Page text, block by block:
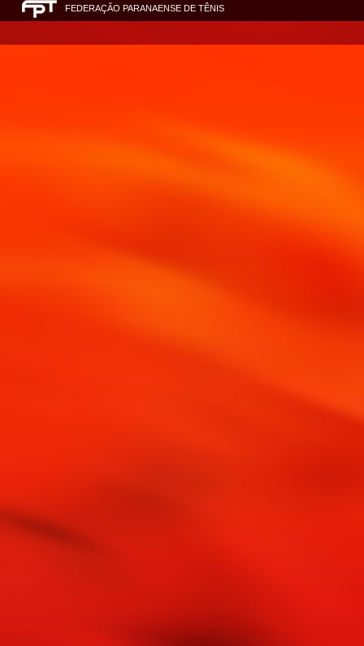
FEDERAÇÃO PARANAENSE DE TÊNIS